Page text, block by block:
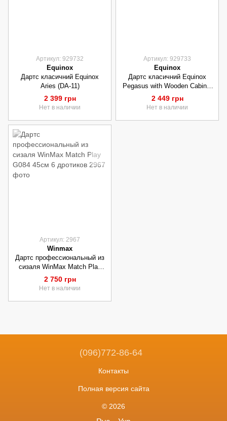
Артикул: 929732
Equinox
Дартс класичний Equinox
Aries (DA-11)
2 399 грн
Нет в наличии
Артикул: 929733
Equinox
Дартс класичний Equinox
Pegasus with Wooden Cabinet
(DA-12)
2 449 грн
Нет в наличии
Артикул: 2967
Winmax
Дартс профессиональный из
сизаля WinMax Match Play
G084 45cм 6 дротиков
2 750 грн
Нет в наличии
(096)772-86-64
Контакты
Полная версия сайта
© 2026